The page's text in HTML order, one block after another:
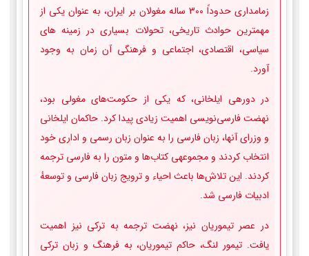
زمامداری حدوداً 300 ساله­ مغولان بر ایران، به عنوان یکی از
مهمترین حوادث تاریخی، تحولات بسیاری در زمینه ­های
سیاسی، اقتصادی، اجتماعی و فرهنگی آن زمان به وجود
آورد.
در دوره­ی ایلخانی، که یکی از حکومت‌های مغولی بود،
نهضت فارسی‌نویسی اهمیت زیادی پیدا کرد. حاکمان ایلخانی
و وزرای آن­ها، زبان فارسی را به عنوان زبان رسمی و اداری خود
انتخاب کردند و مجموعه­ی کتاب‌ها و متون را به فارسی ترجمه
کردند. این تلاش‌ها باعث احیاء و ترویج زبان فارسی و توسعهٔ
ادبیات فارسی شد.
در عصر تیموریان نیز، نهضت ترجمه به ترکی نیز اهمیت
یافت. تیمور لنگ، حاکم تیموریان، به فرهنگ و زبان ترکی